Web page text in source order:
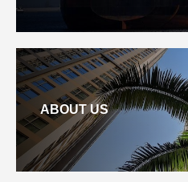
ABOUT US